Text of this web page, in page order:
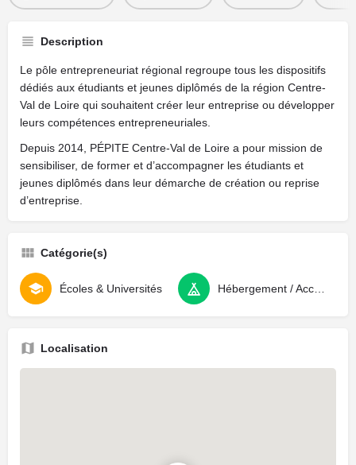
Description
Le pôle entrepreneuriat régional regroupe tous les dispositifs
dédiés aux étudiants et jeunes diplômés de la région Centre-
Val de Loire qui souhaitent créer leur entreprise ou développer
leurs compétences entrepreneuriales.
Depuis 2014, PÉPITE Centre-Val de Loire a pour mission de
sensibiliser, de former et d’accompagner les étudiants et
jeunes diplômés dans leur démarche de création ou reprise
d’entreprise.
Catégorie(s)
Écoles & Universités
Localisation